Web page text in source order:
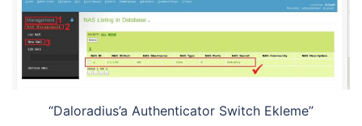
“Daloradius’a Authenticator Switch Ekleme”